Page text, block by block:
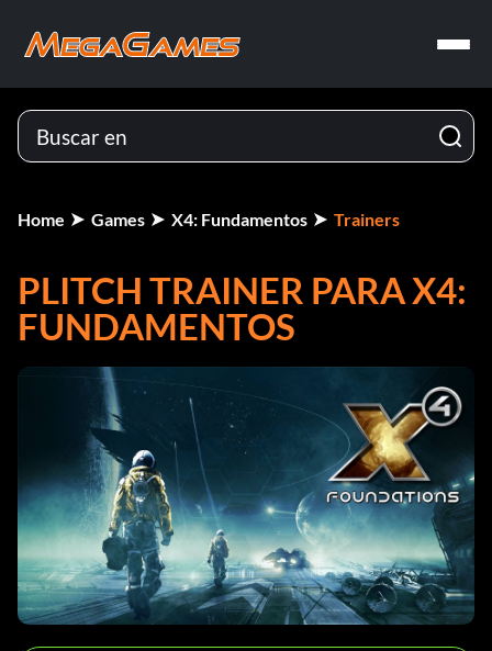
Home Games X4: Fundamentos Trainers
PLITCH TRAINER PARA X4:
FUNDAMENTOS